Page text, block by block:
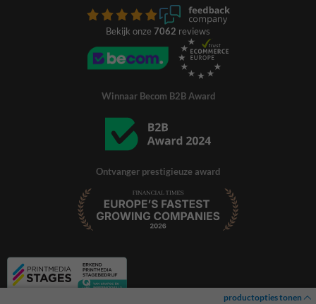
productopties tonen
Bekijk onze 7062 reviews
Winnaar Becom B2B Award
Ontvanger prestigieuze award